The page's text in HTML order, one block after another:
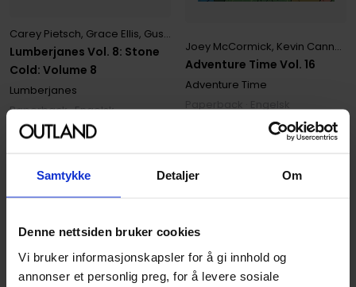
Samtykke Detaljer Om
Denne nettsiden bruker cookies
Vi bruker informasjonskapsler for å gi innhold og
annonser et personlig preg, for å levere sosiale
Lumberjanes Vol. 8: Stone
Cold: Volume 8
Carey Pietsch, Grace Ellis, Gus Allen
Lumberjanes
Paperback · Engelsk
Adventure Time Vol. 16
Joey McCormick, Kevin Cannon
Adventure Time
10 Medlem
Ikke på nettlager
161